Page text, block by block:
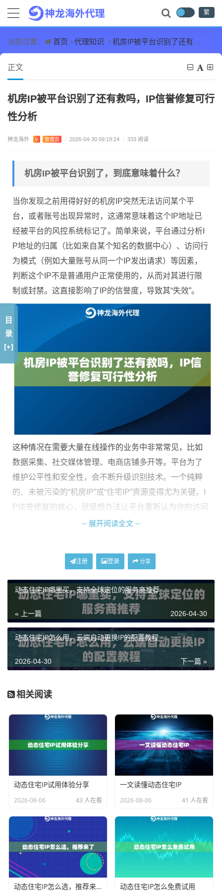
繁
当前位置： 首页 代理知识 机房IP被平台识别了还有救吗，IP信誉修复可行性分析
正文
机房IP被平台识别了还有救吗，IP信誉修复可行
性分析
神龙海外 V 管理员 / 2026-04-30 09:19:24 / 333 阅读
机房IP被平台识别了，到底意味着什么？
当你发现之前用得好好的机房IP突然无法访问某个平
台，或者账号出现异常时，这通常意味着这个IP地址已
经被平台的风控系统标记了。简单来说，平台通过分析I
P地址的归属（比如来自某个知名的数据中心）、访问行
为模式（例如大量账号从同一个IP发出请求）等因素，
判断这个IP不是普通用户正常使用的，从而对其进行限
制或封禁。这直接影响了IP的信誉度，导致其“失效”。
这种情况在需要大量在线操作的业务中非常常见，比如
数据采集、社交媒体管理、电商店铺多开等。平台为了
维护公平性和安全性，会不断升级识别技术。一个纯粹
的、未被污染的“机房IP”或“住宅IP”资源变得尤为关键。I
P信誉修复的核心，就是想办法让平台重新认为你的访问
请求是来自一个真实、可信的源头。
回来的可能性很低，但“替换”和“规避”是完全可行的。
修复单个被识别的IP，对于个人用户来说成本高昂且技
术复杂，更务实的思路是转向使用更优质、更难被识别
的代理IP资源，并配合正确的使用策略。
可行性建立在以下几个要点上：
有某些特征的IP。如果你使用的IP池足够庞大、纯净，且
会影响整体业务。这就像拥有一个源源不断的活水源
静态的、长期不变的机房IP非常容
易被盯上。采用动态IP，让IP地址按一定频率自动更换，
可以有效降低单个IP的暴露风险，使访问行为更接近人
类用户的自然模式。
3. 模拟真实场景：除了IP本身，访问的间隔时间、请求
头信息、操作行为轨迹等都需要尽可能模拟真实用户。
配合高质量的代理IP，可以大幅提升整体匿名性和可信
度。
修复的实质并非“治疗”一个生病的IP，而是通过切换到更
-- 展开阅读全文 --
注册 登录 分享
动态住宅IP哪里买，支持全球定位的服务商推荐
« 上一篇 2026-04-30
动态住宅IP怎么用，云端自动更换IP的配置教程
下一篇 »
2026-04-30
相关阅读
动态住宅IP试用体验分享
2026-08-06 43 人在看
一文读懂动态住宅IP
2026-08-06 41 人在看
动态住宅IP怎么选，推荐来了 动态住宅IP怎么免费试用
目
录
[+]